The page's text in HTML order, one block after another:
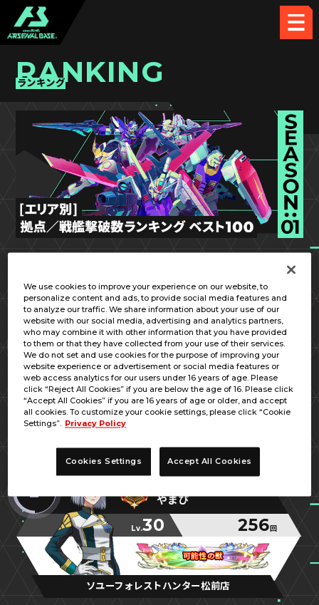
RANKING
ランキング
1
岡山県
ぽこてち
Lv.30 259回
人生
人生
人生
2
愛媛県
やまぴ
Lv.30 256 回
可能性の獣
可能性の獣
可能性の獣
ソユーフォレストハンター松前店
We use cookies to improve your experience on our website, to
personalize content and ads, to provide social media features and
to analyze our traffic. We share information about your use of our
website with our social media, advertising and analytics partners,
who may combine it with other information that you have provided
to them or that they have collected from your use of their services.
We do not set and use cookies for the purpose of improving your
website experience or advertisement or social media features or
web access analytics for our users under 16 years of age. Please
click “Reject All Cookies” if you are below the age of 16. Please click
“Accept All Cookies” if you are 16 years of age or older, and accept
all cookies. To customize your cookie settings, please click “Cookie
Settings”. Privacy Policy
Cookies Settings Accept All Cookies